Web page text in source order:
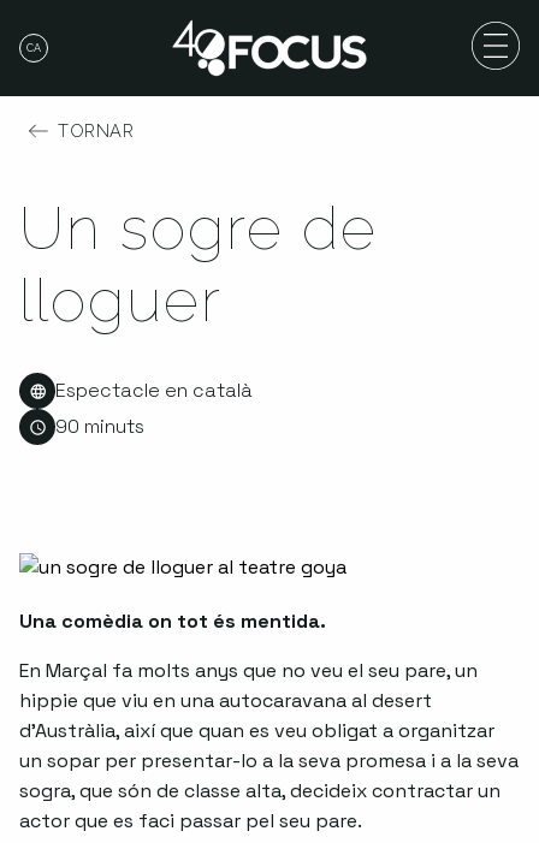
CA
TORNAR
Un sogre de
lloguer
Espectacle en català
90 minuts
Una comèdia on tot és mentida.
En Marçal fa molts anys que no veu el seu pare, un
hippie que viu en una autocaravana al desert
d’Austràlia, així que quan es veu obligat a organitzar
un sopar per presentar-lo a la seva promesa i a la seva
sogra, que són de classe alta, decideix contractar un
actor que es faci passar pel seu pare.